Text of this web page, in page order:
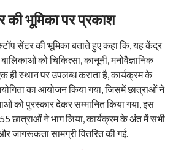
भूमिका पर प्रकाश
सेंटर की भूमिका बताते हुए कहा कि, यह केंद्र
को चिकित्सा, कानूनी, मनोवैज्ञानिक
ही स्थान पर उपलब्ध कराता है, कार्यक्रम के
का आयोजन किया गया, जिसमें छात्राओं ने
को पुरस्कार देकर सम्मानित किया गया, इस
छात्राओं ने भाग लिया, कार्यक्रम के अंत में सभी
जागरूकता सामग्री वितरित की गई.